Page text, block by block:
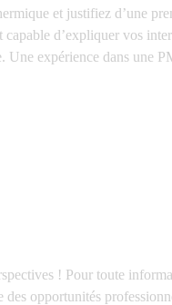
et justifiez d’une
d’expliquer vos
expérience dans
! Pour toute
opportunités